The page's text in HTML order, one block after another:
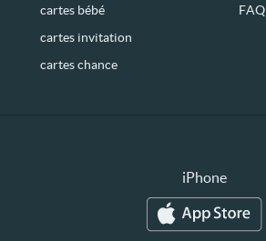
cartes bébé
cartes invitation
cartes chance
FAQ
iPhone